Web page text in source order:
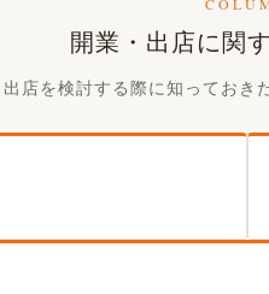
開業・出店に関
出店を検討する際に知っておき